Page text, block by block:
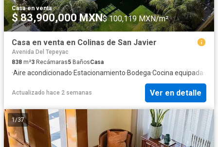
Casa·en venta
$ 83,900,000 MXN$ 100,119 MXN/m²
Casa en venta en Colinas de San Javier
Avenida Del Tepeyac
838 m²3 Recámaras5 BañosCasa
·Aire acondicionado·Estacionamiento·Bodega·Cocina equipada
Actualizado hace 2 semanas Ver en detalle
1/37